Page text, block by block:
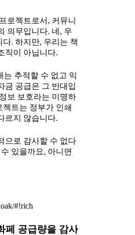
로젝트로서, 커뮤니
의무입니다. 네, 우
. 하지만, 우리는 책
직이 아닙니다.
는 추적할 수 없고 익
금 공급은 그 반대입
보 보호라는 미명하
트는 정부가 인쇄
르지 않습니다.
으로 감사할 수 없다
있을까요, 아니면
#!rich
페 공급량을 감사